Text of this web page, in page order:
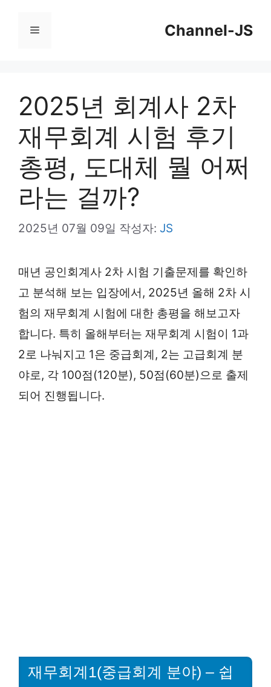
Channel-JS
메
2025년 회계사 2차
재무회계 시험 후기
총평, 도대체 뭘 어쩌
라는 걸까?
2025년 07월 09일 작성자: JS
매년 공인회계사 2차 시험 기출문제를 확인하
고 분석해 보는 입장에서, 2025년 올해 2차 시
험의 재무회계 시험에 대한 총평을 해보고자
합니다. 특히 올해부터는 재무회계 시험이 1과
2로 나눠지고 1은 중급회계, 2는 고급회계 분
야로, 각 100점(120분), 50점(60분)으로 출제
되어 진행됩니다.
재무회계1(중급회계 분야) – 쉽